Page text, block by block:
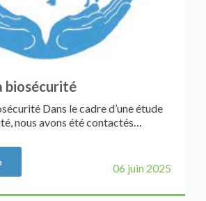
biosécurité
Dans le cadre d’une étude
nous avons été contactés…
06 juin 2025